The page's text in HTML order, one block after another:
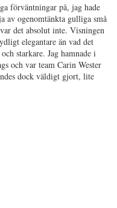
förväntningar på, jag hade
av ogenomtänkta gulliga små
det absolut inte. Visningen
elegantare än vad det
starkare. Jag hamnade i
och var team Carin Wester
dock väldigt gjort, lite